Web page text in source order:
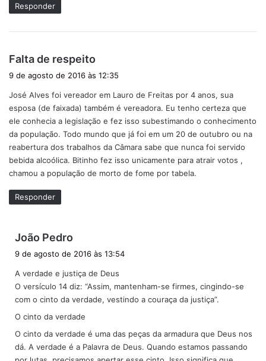
Responder
Falta de respeito
s
e
:
9 de agosto de 2016 às 12:35
José Alves foi vereador em Lauro de Freitas por 4 anos, sua
esposa (de faixada) também é vereadora. Eu tenho certeza que
ele conhecia a legislação e fez isso subestimando o conhecimento
da população. Todo mundo que já foi em um 20 de outubro ou na
reabertura dos trabalhos da Câmara sabe que nunca foi servido
bebida alcoólica. Bitinho fez isso unicamente para atrair votos ,
chamou a população de morto de fome por tabela.
Responder
João Pedro
s
e
:
9 de agosto de 2016 às 13:54
A verdade e justiça de Deus
O versículo 14 diz: “Assim, mantenham-se firmes, cingindo-se
com o cinto da verdade, vestindo a couraça da justiça”.
O cinto da verdade
O cinto da verdade é uma das peças da armadura que Deus nos
dá. A verdade é a Palavra de Deus. Quando estamos passando